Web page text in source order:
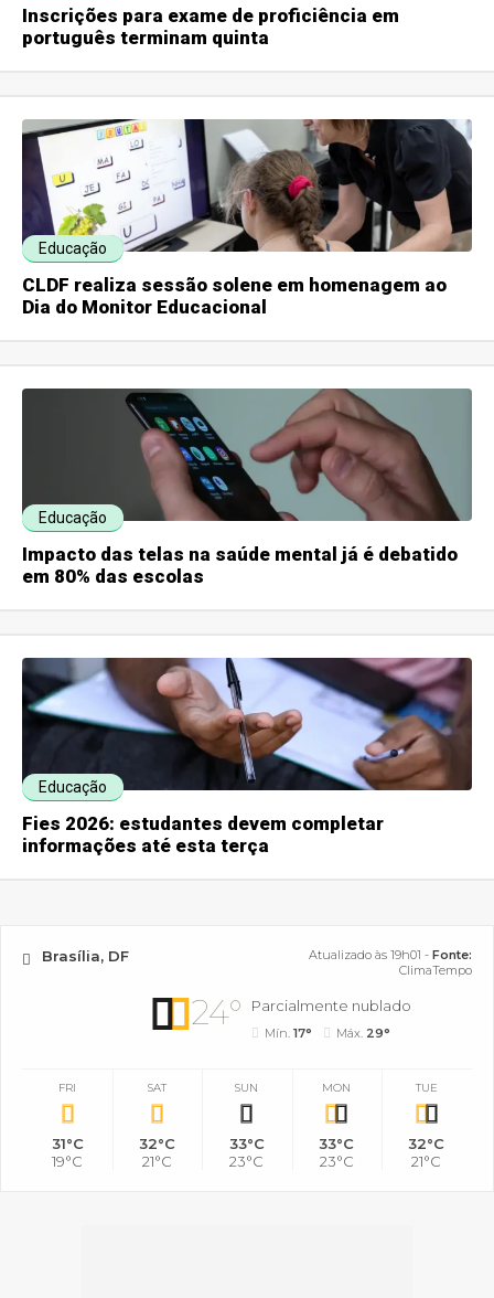
Inscrições para exame de proficiência em
português terminam quinta
Educação
CLDF realiza sessão solene em homenagem ao
Dia do Monitor Educacional
Educação
Impacto das telas na saúde mental já é debatido
em 80% das escolas
Educação
Fies 2026: estudantes devem completar
informações até esta terça
Brasília, DF Atualizado às 19h01 - Fonte:
ClimaTempo
24° Parcialmente nublado
Mín.17° Máx. 29°
FRI
31°C
19°C
SAT
32°C
21°C
SUN
33°C
23°C
MON
33°C
23°C
TUE
32°C
21°C